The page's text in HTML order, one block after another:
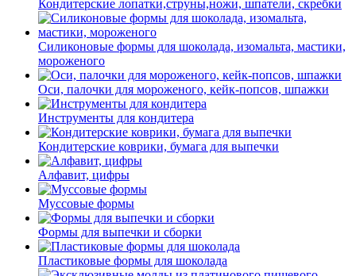
Кондитерские лопатки,струны,ножи, шпатели, скребки
Силиконовые формы для шоколада, изомальта, мастики,
мороженого
Оси, палочки для мороженого, кейк-попсов, шпажки
Инструменты для кондитера
Кондитерские коврики, бумага для выпечки
Алфавит, цифры
Муссовые формы
Формы для выпечки и сборки
Пластиковые формы для шоколада